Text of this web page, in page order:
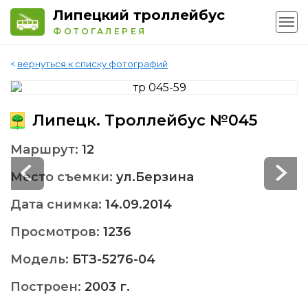
Липецкий троллейбус
ФОТОГАЛЕРЕЯ
< вернуться к списку фотографий
Липецк. Троллейбус №045
Маршрут: 12
Место съемки: ул.Берзина
Дата снимка: 14.09.2014
Просмотров: 1236
Модель: БТЗ-5276-04
Построен: 2003 г.